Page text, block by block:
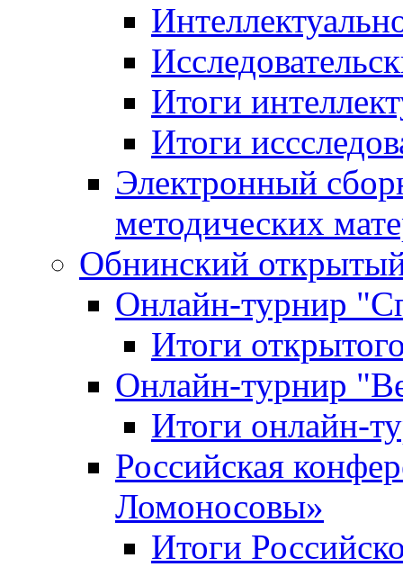
Итоги
Итоги
Электронный
методических
Обнинский
Онлайн-турнир
Итоги
Онлайн-турнир
Итоги онлайн-
Российская
Ломоносовы»
Итоги